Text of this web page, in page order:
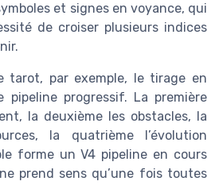
et signes en voyance, qui
de croiser plusieurs indices
tarot, par exemple, le tirage en
progressif. La première
la deuxième les obstacles, la
la quatrième l’évolution
forme un V4 pipeline en cours
prend sens qu’une fois toutes